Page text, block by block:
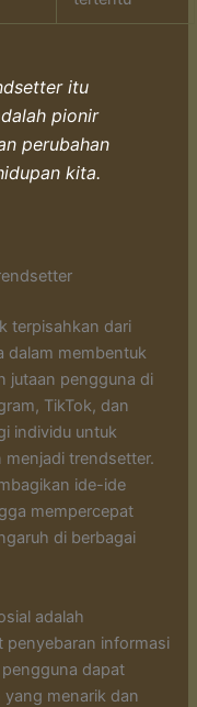
itu
pionir
perubahan
kita.
terpisahkan dari
dalam membentuk
jutaan pengguna di
TikTok, dan
individu untuk
menjadi trendsetter.
ide-ide
mempercepat
di berbagai
adalah
penyebaran informasi
dapat
menarik dan